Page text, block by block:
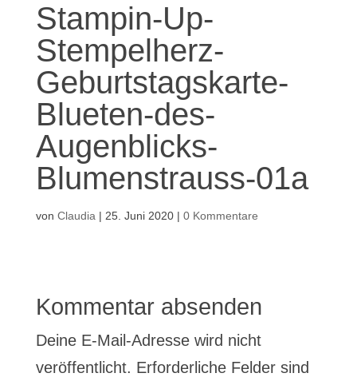
Stampin-Up-
Stempelherz-
Geburtstagskarte-
Blueten-des-
Augenblicks-
Blumenstrauss-01a
von Claudia | 25. Juni 2020| 0 Kommentare
Kommentar absenden
Deine E-Mail-Adresse wird nicht
veröffentlicht. Erforderliche Felder sind